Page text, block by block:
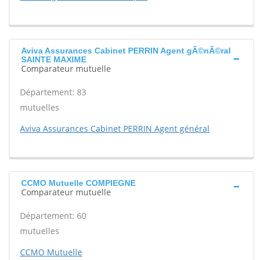
Aviva Assurances Cabinet PERRIN Agent gÃ©nÃ©ral
SAINTE MAXIME
Comparateur mutuelle
Département: 83
mutuelles
Aviva Assurances Cabinet PERRIN Agent général
CCMO Mutuelle COMPIEGNE
Comparateur mutuelle
Département: 60
mutuelles
CCMO Mutuelle